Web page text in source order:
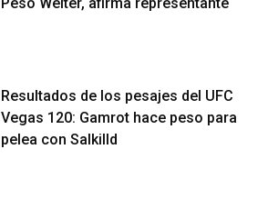
Resultados de los pesajes del UFC
Vegas 120: Gamrot hace peso para
pelea con Salkilld